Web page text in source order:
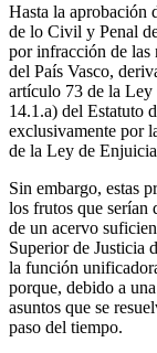
Hasta la aprobación
de lo Civil y Penal
por infracción de las
del País Vasco,
artículo 73 de la
14.1.a) del Estatuto
exclusivamente por
de la Ley de
Sin embargo, estas
los frutos que serían
de un acervo
Superior de Justicia
la función
porque, debido a
asuntos que se
paso del tiempo.